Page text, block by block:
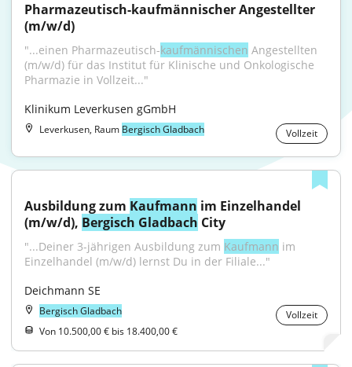
Pharmazeutisch-kaufmännischer Angestellter
(m/w/d)
"...einen Pharmazeutisch-kaufmännischen Angestellten
(m/w/d) für das Institut für Klinische und Onkologische
Pharmazie in Vollzeit..."
Klinikum Leverkusen gGmbH
Leverkusen, Raum Bergisch Gladbach Vollzeit
Ausbildung zum Kaufmann im Einzelhandel
(m/w/d), Bergisch Gladbach City
"...Deiner 3-jährigen Ausbildung zum Kaufmann im
Einzelhandel (m/w/d) lernst Du in der Filiale..."
Deichmann SE
Bergisch Gladbach
Vollzeit
Von 10.500,00 € bis 18.400,00 €